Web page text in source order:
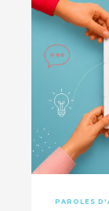
PAROLES